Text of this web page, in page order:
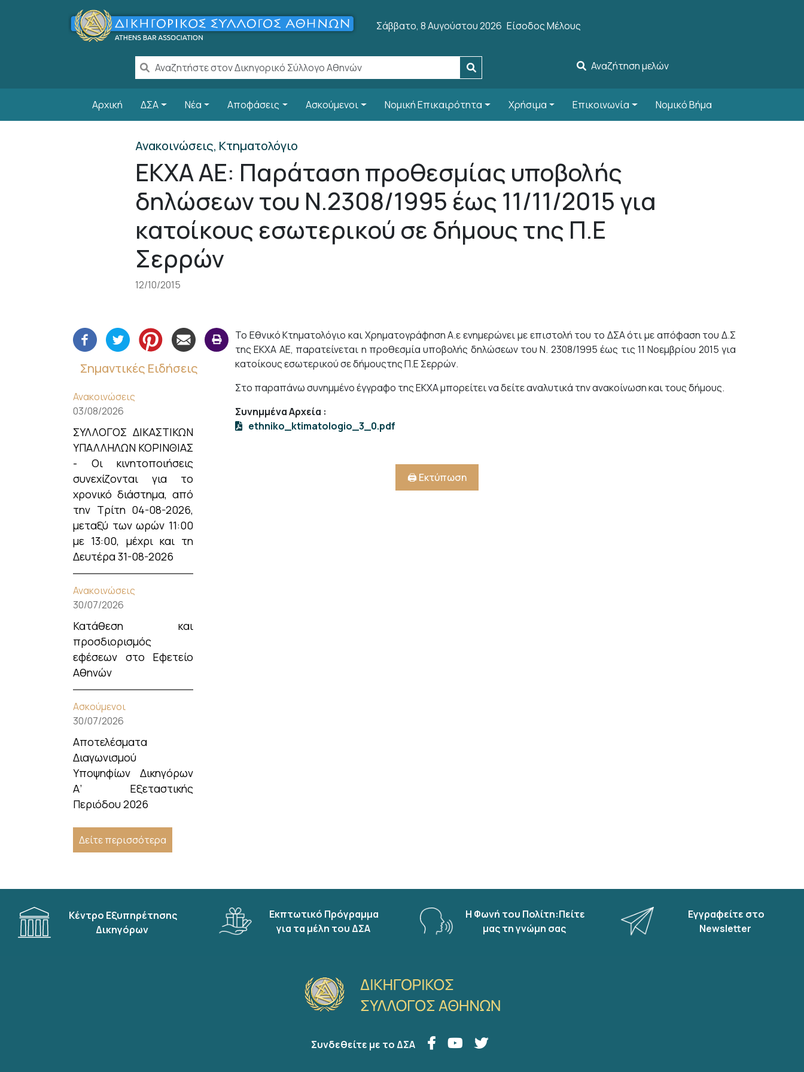
Παράκαμψη προς το κυρίως περιεχόμενο
Σάββατο, 8 Αυγούστου 2026User account menu
Είσοδος Μέλους
Αναζήτηση μελών
Αρχική ΔΣΑ Νέα Αποφάσεις Ασκούμενοι Νομική Επικαιρότητα Χρήσιμα Επικοινωνία Νομικό Βήμα
Ανακοινώσεις, Κτηματολόγιο
ΕΚΧΑ ΑΕ: Παράταση προθεσμίας υποβολής
δηλώσεων του Ν.2308/1995 έως 11/11/2015 για
κατοίκους εσωτερικού σε δήμους της Π.Ε
Σερρών
12/10/2015
Σημαντικές Ειδήσεις
Ανακοινώσεις
03/08/2026
ΣΥΛΛΟΓΟΣ ΔΙΚΑΣΤΙΚΩΝ
ΥΠΑΛΛΗΛΩΝ ΚΟΡΙΝΘΙΑΣ
- Οι κινητοποιήσεις
συνεχίζονται για το
χρονικό διάστημα, από
την Τρίτη 04-08-2026,
μεταξύ των ωρών 11:00
με 13:00, μέχρι και τη
Δευτέρα 31-08-2026
Ανακοινώσεις
30/07/2026
Κατάθεση και
προσδιορισμός
εφέσεων στο Εφετείο
Αθηνών
Ασκούμενοι
30/07/2026
Αποτελέσματα
Διαγωνισμού
Υποψηφίων Δικηγόρων
Α’ Εξεταστικής
Περιόδου 2026
Δείτε περισσότερα
Το Εθνικό Κτηματολόγιο και Χρηματογράφηση Α.ε ενημερώνει με επιστολή του το ΔΣΑ ότι με απόφαση του Δ.Σ
της ΕΚΧΑ ΑΕ, παρατείνεται η προθεσμία υποβολής δηλώσεων του Ν. 2308/1995 έως τις 11 Νοεμβρίου 2015 για
κατοίκους εσωτερικού σε δήμουςτης Π.Ε Σερρών.
Στο παραπάνω συνημμένο έγγραφο της ΕΚΧΑ μπορείτει να δείτε αναλυτικά την ανακοίνωση και τους δήμους.
Συνημμένα Αρχεία :
ethniko_ktimatologio_3_0.pdf
🖨️ Εκτύπωση
Κέντρο Εξυπηρέτησης
Δικηγόρων
Εκπτωτικό Πρόγραμμα
για τα μέλη του ΔΣΑ
Η Φωνή του Πολίτη:Πείτε
μας τη γνώμη σας
Εγγραφείτε στο
Newsletter
Συνδεθείτε με το ΔΣΑ